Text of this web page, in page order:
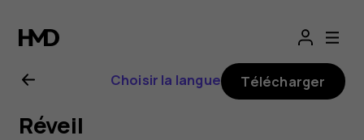
Guide
de
l'utilisateur
Choisir la langue Télécharger
Réveil